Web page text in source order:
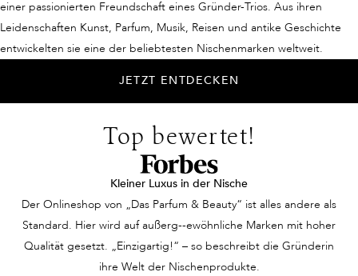
einer passionierten Freundschaft eines Gründer-Trios. Aus ihren
Leidenschaften Kunst, Parfum, Musik, Reisen und antike Geschichte
entwickelten sie eine der beliebtesten Nischenmarken weltweit.
JETZT ENTDECKEN
Top bewertet!
Kleiner Luxus in der Nische
Der Onlineshop von „Das Parfum & Beauty“ ist alles andere als
Standard. Hier wird auf außerg--ewöhnliche Marken mit hoher
Qualität gesetzt. „Einzigartig!“ – so beschreibt die Gründerin
ihre Welt der Nischenprodukte.